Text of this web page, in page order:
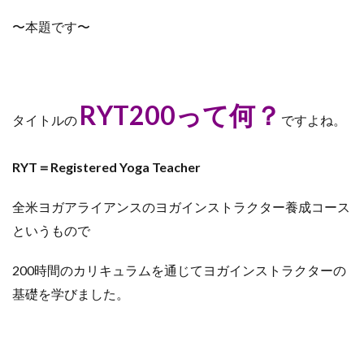
〜本題です〜
タイトルの RYT200って何？ ですよね。
RYT＝Registered Yoga Teacher
全米ヨガアライアンスのヨガインストラクター養成コース
というもので
200時間のカリキュラムを通じてヨガインストラクターの
基礎を学びました。